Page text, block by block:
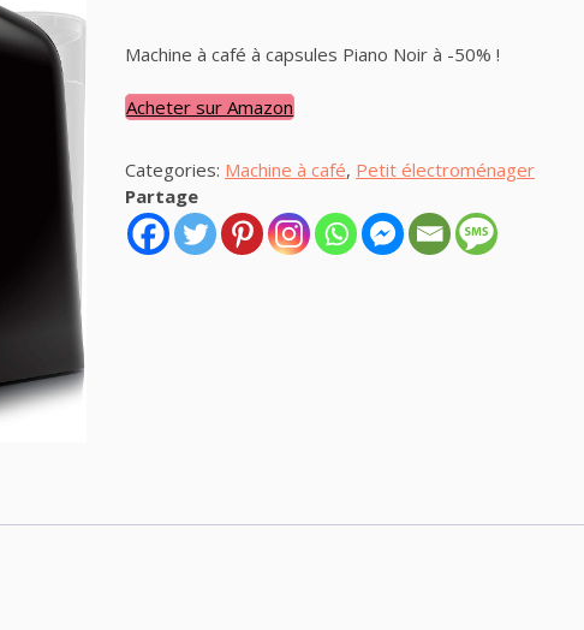
Machine à café à capsules Piano Noir à -50% !
Acheter sur Amazon
Categories: Machine à café, Petit électroménager
Partage